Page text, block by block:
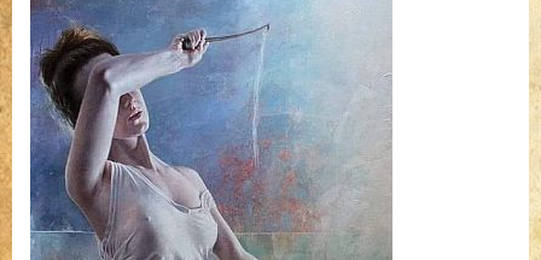
on
Heti
papiruszok
(2326)
bejegyzéshez